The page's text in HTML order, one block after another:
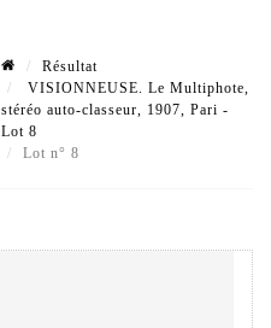
Résultat
VISIONNEUSE. Le Multiphote,
stéréo auto-classeur, 1907, Pari -
Lot 8
Lot n° 8